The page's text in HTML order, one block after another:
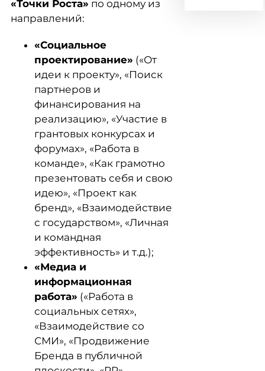
«Точки Роста» по одному из
направлений:
«Социальное
проектирование» («От
идеи к проекту», «Поиск
партнеров и
финансирования на
реализацию», «Участие в
грантовых конкурсах и
форумах», «Работа в
команде», «Как грамотно
презентовать себя и свою
идею», «Проект как
бренд», «Взаимодействие
с государством», «Личная
и командная
эффективность» и т.д.);
«Медиа и
информационная
работа» («Работа в
социальных сетях»,
«Взаимодействие со
СМИ», «Продвижение
Бренда в публичной